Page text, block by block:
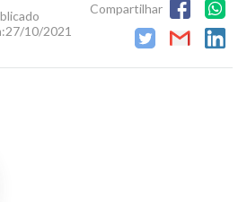
27/10/2021
Compartilhar